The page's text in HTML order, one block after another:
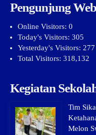
Pengunjung
Online Visitors: 0
Today's Visitors: 305
Yesterday's Visitors: 277
Total Visitors: 318,132
Kegiatan
Tim
Melon